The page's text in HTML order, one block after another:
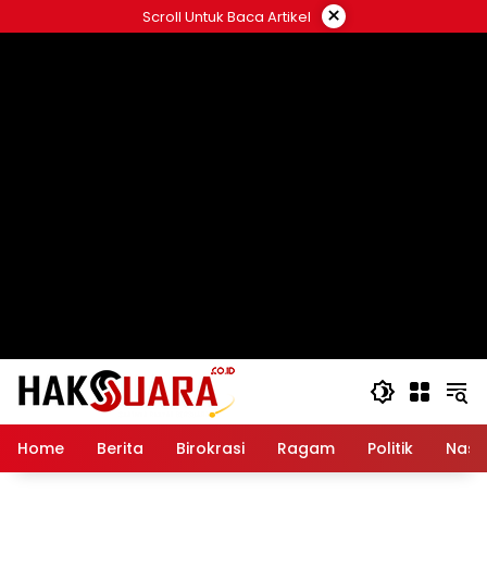
ke
Scroll Untuk Baca Artikel ×
Home Berita Birokrasi Ragam Politik